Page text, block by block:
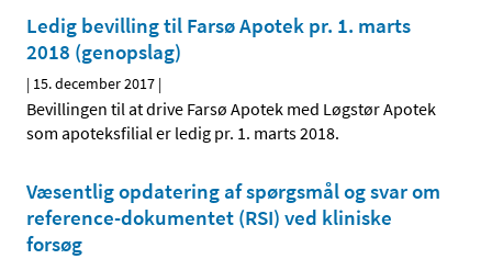
Ledig bevilling til Farsø Apotek pr. 1. marts
2018 (genopslag)
| 15. december 2017 |
Bevillingen til at drive Farsø Apotek med Løgstør Apotek
som apoteksfilial er ledig pr. 1. marts 2018.
Væsentlig opdatering af spørgsmål og svar om
reference-dokumentet (RSI) ved kliniske
forsøg